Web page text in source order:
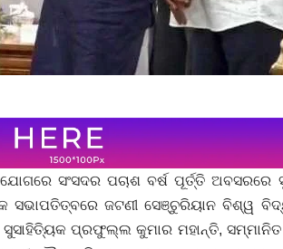
ସଂସଦର ପଚାଶ ବର୍ଷ ପୂର୍ତ୍ତି ଅବସରରେ
ସଭାପତିତ୍ବରେ ଜଟଣୀ ସେଞ୍ଚୁରିୟାନ ବିଶ୍ୱ
ପ୍ରଫୁଲ୍ଲ କୁମାର ମହାନ୍ତି,